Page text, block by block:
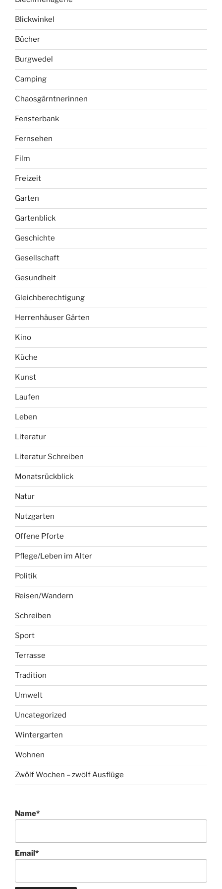
Blickwinkel
Bücher
Burgwedel
Camping
Chaosgärntnerinnen
Fensterbank
Fernsehen
Film
Freizeit
Garten
Gartenblick
Geschichte
Gesellschaft
Gesundheit
Gleichberechtigung
Herrenhäuser Gärten
Kino
Küche
Kunst
Laufen
Leben
Literatur
Literatur Schreiben
Monatsrückblick
Natur
Nutzgarten
Offene Pforte
Pflege/Leben im Alter
Politik
Reisen/Wandern
Schreiben
Sport
Terrasse
Tradition
Umwelt
Uncategorized
Wintergarten
Wohnen
Zwölf Wochen – zwölf Ausflüge
Name*
Email*